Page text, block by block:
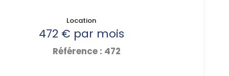
Location
472 € par mois
Référence : 472